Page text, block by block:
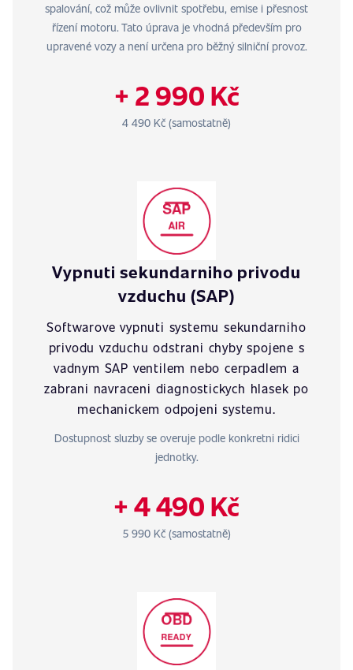
spalování, což může ovlivnit spotřebu, emise i přesnost
řízení motoru. Tato úprava je vhodná především pro
upravené vozy a není určena pro běžný silniční provoz.
+ 2 990 Kč
4 490 Kč (samostatně)
Vypnuti sekundarniho privodu
vzduchu (SAP)
Softwarove vypnuti systemu sekundarniho
privodu vzduchu odstrani chyby spojene s
vadnym SAP ventilem nebo cerpadlem a
zabrani navraceni diagnostickych hlasek po
mechanickem odpojeni systemu.
Dostupnost sluzby se overuje podle konkretni ridici
jednotky.
+ 4 490 Kč
5 990 Kč (samostatně)